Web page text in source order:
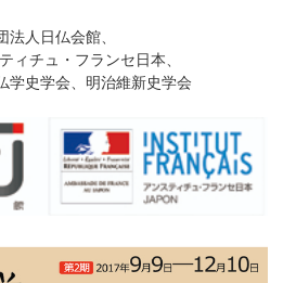
人日仏会館、
ィチュ・フランセ日本、
明治維新史学会